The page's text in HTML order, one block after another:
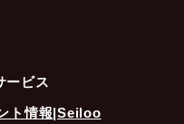
て
し
ービス
ト情報|Seiloo